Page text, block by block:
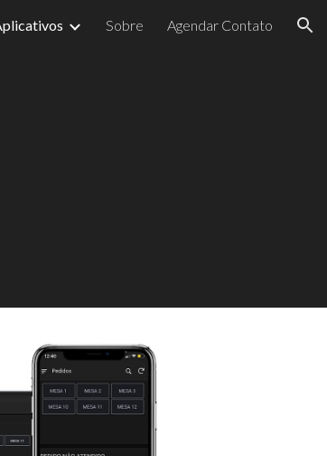
Sobre Agendar Contato